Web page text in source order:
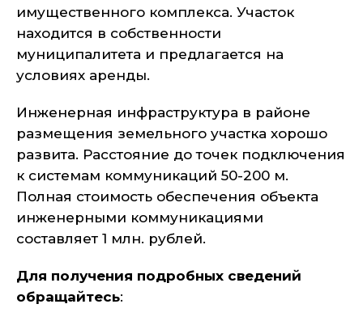
имущественного комплекса. Участок
находится в собственности
муниципалитета и предлагается на
условиях аренды.
Инженерная инфраструктура в районе
размещения земельного участка хорошо
развита. Расстояние до точек подключения
к системам коммуникаций 50-200 м.
Полная стоимость обеспечения объекта
инженерными коммуникациями
составляет 1 млн. рублей.
Для получения подробных сведений
обращайтесь: